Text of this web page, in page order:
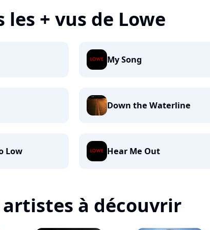
les + vus de Lowe
My Song
Down the Waterline
Low Hear Me Out
à découvrir